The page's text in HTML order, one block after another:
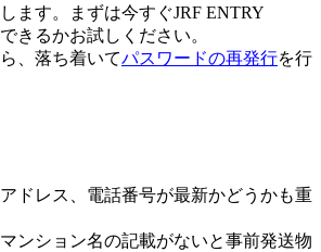
ます。まずは今すぐJRF ENTRY
きるかお試しください。
、落ち着いてパスワードの再発行を行
ドレス、電話番号が最新かどうかも重
ンション名の記載がないと事前発送物